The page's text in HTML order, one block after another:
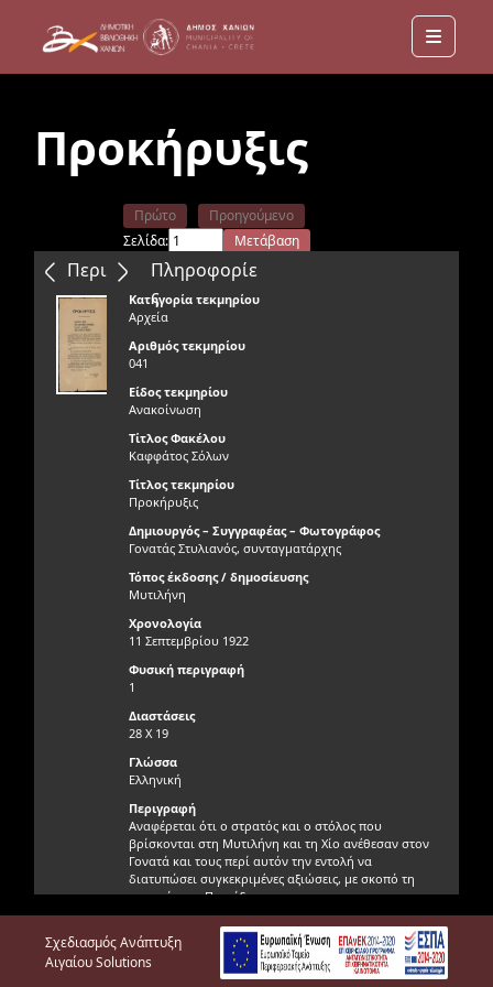
Menu
Προκήρυξις
Περιεχόμενα
Πρώτο
Προηγούμενο
Σελίδα:
Μετάβαση
Επόμενο
Τελευταίο
Πληροφορίε
ς
Κατηγορία τεκμηρίου
Αρχεία
Αριθμός τεκμηρίου
041
Είδος τεκμηρίου
Ανακοίνωση
Τίτλος Φακέλου
Καφφάτος Σόλων
Τίτλος τεκμηρίου
Προκήρυξις
Δημιουργός – Συγγραφέας – Φωτογράφος
Γονατάς Στυλιανός, συνταγματάρχης
Τόπος έκδοσης / δημοσίευσης
Μυτιλήνη
Χρονολογία
11 Σεπτεμβρίου 1922
Φυσική περιγραφή
1
Διαστάσεις
28 Χ 19
Γλώσσα
Ελληνική
Περιγραφή
Αναφέρεται ότι ο στρατός και ο στόλος που
βρίσκονται στη Μυτιλήνη και τη Χίο ανέθεσαν στον
Γονατά και τους περί αυτόν την εντολή να
διατυπώσει συγκεκριμένες αξιώσεις, με σκοπό τη
σωτηρία της Πατρίδας.
Γνησιότητα τεκμηρίου
Γνήσιο
Φυσική κατάσταση τεκμηρίου
Σχεδιασμός Ανάπτυξη
Αιγαίου Solutions